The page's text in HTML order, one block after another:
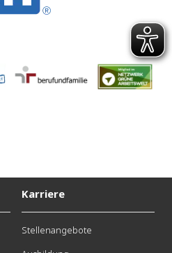
Karriere
Stellenangebote